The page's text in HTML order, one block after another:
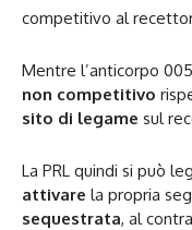
competitivo al
Mentre l’anticorpo
non competitivo
sito di legame sul
La PRL quindi si può
attivare la propria
sequestrata, al